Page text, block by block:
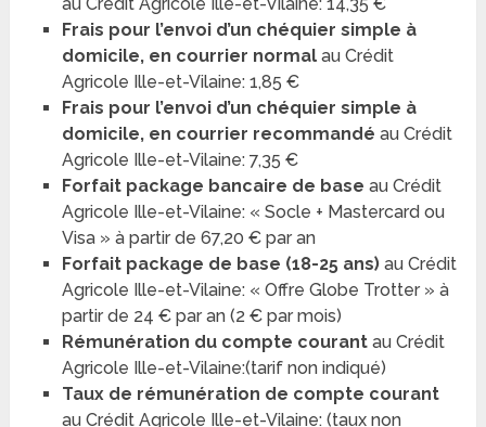
Frais pour l’envoi d’un chéquier simple à
domicile, en courrier normal au Crédit
Agricole Ille-et-Vilaine: 1,85 €
Frais pour l’envoi d’un chéquier simple à
domicile, en courrier recommandé au Crédit
Agricole Ille-et-Vilaine: 7,35 €
Forfait package bancaire de base au Crédit
Agricole Ille-et-Vilaine: « Socle + Mastercard ou
Visa » à partir de 67,20 € par an
Forfait package de base (18-25 ans) au Crédit
Agricole Ille-et-Vilaine: « Offre Globe Trotter » à
partir de 24 € par an (2 € par mois)
Rémunération du compte courant au Crédit
Agricole Ille-et-Vilaine:(tarif non indiqué)
Taux de rémunération de compte courant
au Crédit Agricole Ille-et-Vilaine: (taux non